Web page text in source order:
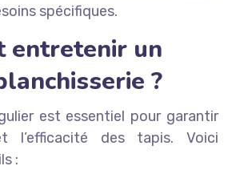
spécifiques.
entretenir un
?
est essentiel pour garantir
l’efficacité des tapis. Voici
: